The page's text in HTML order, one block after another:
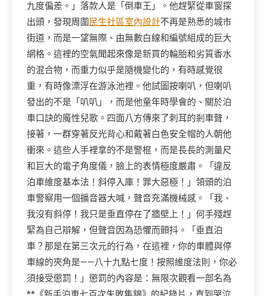
九度偏差。」落款人是「倒車王」。他趕緊從車窗探
出頭，發現周圍 民生社區室內設計不再是熟悉的城市
街道，而是一望無際、由無數白線和編號組成的巨大
網格。這裡的空氣聞起來像是新買的輪胎和劣質香水
的混合物，而重力似乎是隨機變化的，有時感覺很
重，有時像漂浮在游泳池裡。他試圖按喇叭，但喇叭
發出的不是「叭叭」，而是他童年時學會的、關於泊
車口訣的魔性兒歌。四面八方傳來了刺耳的剎車聲，
接著，一群穿著反光背心和戴著白色安全帽的人朝他
衝來。這些人手裡拿的不是警棍，而是長長的測量尺
和巨大的電子角度儀，臉上的表情極度嚴肅。「違反
泊車維度基本法！斜停入庫！罪大惡極！」領頭的泊
車警察用一個擴音器大喊，聲音充滿機械感。「我、
我沒有斜停！我只是垂直停在了牆壁上！」何手殘趕
緊為自己辯解，但聲音因為恐懼而顫抖。「垂直泊
車？那是在第三次元的行為，在這裡，你的車體與停
車線的夾角是——八十九點七度！按照維度法則，你必
須接受懲罰！」懲罰的內容是：無限次觀看一部名為